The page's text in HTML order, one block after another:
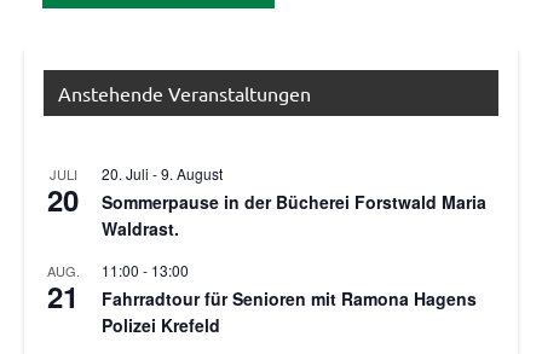
Anstehende Veranstaltungen
JULI
20
20. Juli -9. August
Sommerpause in der Bücherei Forstwald Maria
Waldrast.
AUG.
21
11:00 - 13:00
Fahrradtour für Senioren mit Ramona Hagens
Polizei Krefeld